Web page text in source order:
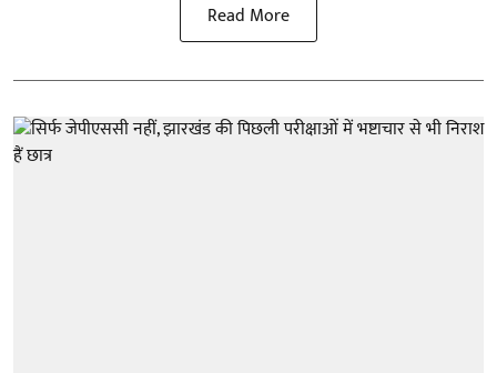
Read More